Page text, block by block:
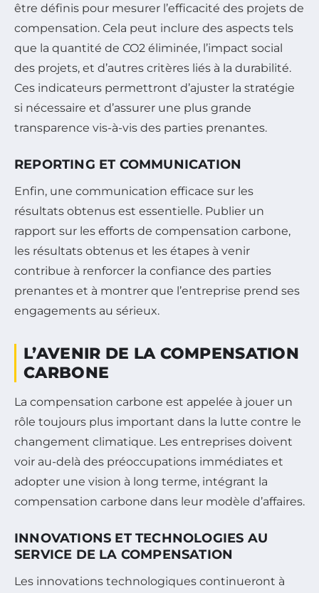
être définis pour mesurer l’efficacité des projets de
compensation. Cela peut inclure des aspects tels
que la quantité de CO2 éliminée, l’impact social
des projets, et d’autres critères liés à la durabilité.
Ces indicateurs permettront d’ajuster la stratégie
si nécessaire et d’assurer une plus grande
transparence vis-à-vis des parties prenantes.
REPORTING ET COMMUNICATION
Enfin, une communication efficace sur les
résultats obtenus est essentielle. Publier un
rapport sur les efforts de compensation carbone,
les résultats obtenus et les étapes à venir
contribue à renforcer la confiance des parties
prenantes et à montrer que l’entreprise prend ses
engagements au sérieux.
L’AVENIR DE LA COMPENSATION
CARBONE
La compensation carbone est appelée à jouer un
rôle toujours plus important dans la lutte contre le
changement climatique. Les entreprises doivent
voir au-delà des préoccupations immédiates et
adopter une vision à long terme, intégrant la
compensation carbone dans leur modèle d’affaires.
INNOVATIONS ET TECHNOLOGIES AU
SERVICE DE LA COMPENSATION
Les innovations technologiques continueront à